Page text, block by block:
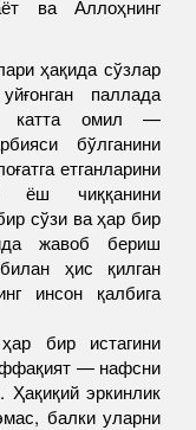
ва Аллоҳнинг
ҳақида сўзлар
паллада
катта омил —
бўлганини
етганларини
ёш чиққанини
сўзи ва ҳар бир
жавоб бериш
ҳис қилган
инсон қалбига
бир истагини
— нафсни
Ҳақиқий эркинлик
балки уларни